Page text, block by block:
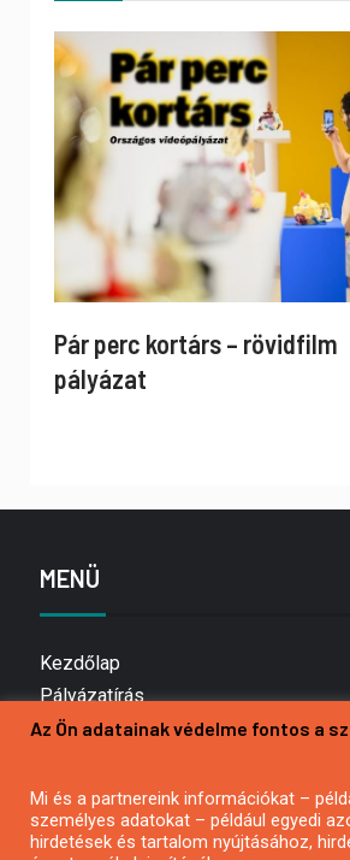
Pár perc kortárs – rövidfilm
pályázat
MENÜ
Kezdőlap
Pályázatírás
Bemutatkozás
Hírlevél feliratkozás
Impresszum
Az Ön adatainak védelme fontos a
Mi és a partnereink információkat –
személyes adatokat – például egyedi
hirdetések és tartalom nyújtásához,